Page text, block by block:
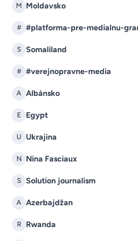
M Moldavsko
# #platforma-pre-medialnu-
S Somaliland
# #verejnopravne-media
A Albánsko
E Egypt
U Ukrajina
N Nina Fasciaux
S Solution journalism
A Azerbajdžan
R Rwanda